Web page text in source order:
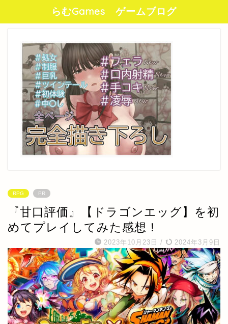
らむGames ゲームブログ
RPG PR
『甘口評価』【ドラゴンエッグ】を初
めてプレイしてみた感想！
2023年10月23日 / 2024年3月9日